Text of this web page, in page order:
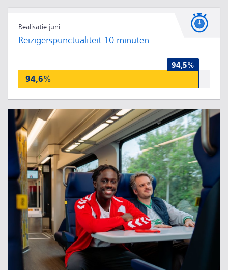
Realisatie juni
Reizigerspunctualiteit 10 minuten
94,6%
94,5%